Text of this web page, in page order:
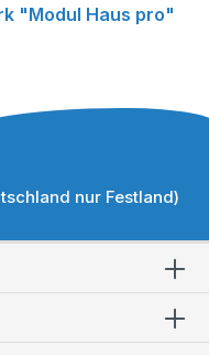
"Modul Haus pro"
nur Festland)